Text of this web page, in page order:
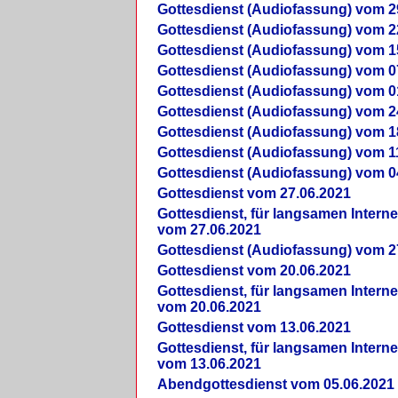
Gottesdienst (Audiofassung) vom
Gottesdienst (Audiofassung) vom
Gottesdienst (Audiofassung) vom
Gottesdienst (Audiofassung) vom
Gottesdienst (Audiofassung) vom
Gottesdienst (Audiofassung) vom
Gottesdienst (Audiofassung) vom
Gottesdienst (Audiofassung) vom
Gottesdienst (Audiofassung) vom
Gottesdienst vom 27.06.2021
Gottesdienst, für langsamen
vom 27.06.2021
Gottesdienst (Audiofassung) vom
Gottesdienst vom 20.06.2021
Gottesdienst, für langsamen
vom 20.06.2021
Gottesdienst vom 13.06.2021
Gottesdienst, für langsamen
vom 13.06.2021
Abendgottesdienst vom 05.06.2021